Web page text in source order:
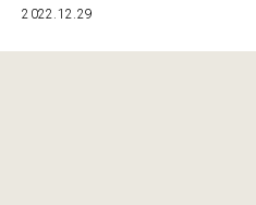
マシン編集部(ヨ) ●外部リンク:カワ
2022.12.29